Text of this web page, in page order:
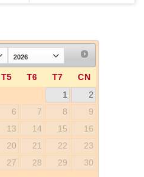
T5 T6 T7
CN
1
2
6 7 8
9
13 14 15
16
20 21 22
23
27 28 29
30